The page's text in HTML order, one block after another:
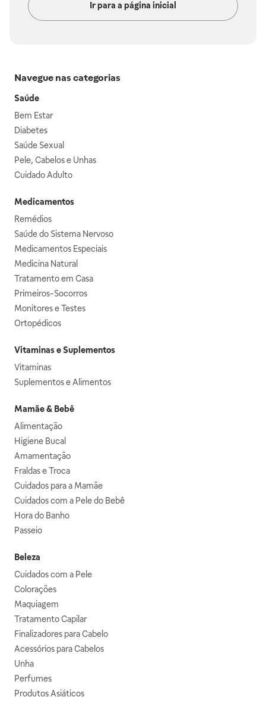
Ir para a página inicial
Navegue nas categorias
Saúde
Bem Estar
Diabetes
Saúde Sexual
Pele, Cabelos e Unhas
Cuidado Adulto
Medicamentos
Remédios
Saúde do Sistema Nervoso
Medicamentos Especiais
Medicina Natural
Tratamento em Casa
Primeiros-Socorros
Monitores e Testes
Ortopédicos
Vitaminas e Suplementos
Vitaminas
Suplementos e Alimentos
Mamãe & Bebê
Alimentação
Higiene Bucal
Amamentação
Fraldas e Troca
Cuidados para a Mamãe
Cuidados com a Pele do Bebê
Hora do Banho
Passeio
Beleza
Cuidados com a Pele
Colorações
Maquiagem
Tratamento Capilar
Finalizadores para Cabelo
Acessórios para Cabelos
Unha
Perfumes
Produtos Asiáticos